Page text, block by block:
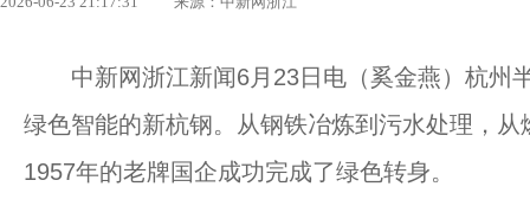
中新网浙江新闻6月23日电（奚金燕）杭州半
绿色智能的新杭钢。从钢铁冶炼到污水处理，
1957年的老牌国企成功完成了绿色转身。